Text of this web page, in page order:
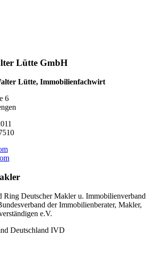
Lütte GmbH
Lütte, Immobilienfachwirt
6
Ring Deutscher Makler u. Immobilienverband
der Immobilienberater, Makler,
e.V.